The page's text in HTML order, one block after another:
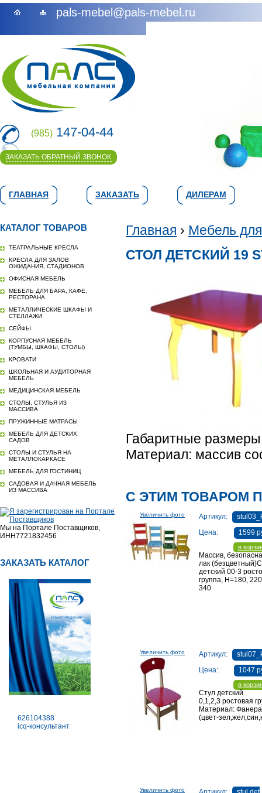
pals-mebel@pals-mebel.ru
(985) 147-04-44
ЗАКАЗАТЬ ОБРАТНЫЙ ЗВОНОК
ГЛАВНАЯ ЗАКАЗАТЬ ДИЛЕРАМ
КАТАЛОГ ТОВАРОВ
ТЕАТРАЛЬНЫЕ КРЕСЛА
КРЕСЛА ДЛЯ ЗАЛОВ
ОЖИДАНИЯ, СТАДИОНОВ
ОФИСНАЯ МЕБЕЛЬ
МЕБЕЛЬ ДЛЯ БАРА, КАФЕ,
РЕСТОРАНА
МЕТАЛЛИЧЕСКИЕ ШКАФЫ И
СТЕЛЛАЖИ
СЕЙФЫ
КОРПУСНАЯ МЕБЕЛЬ
(ТУМБЫ, ШКАФЫ, СТОЛЫ)
КРОВАТИ
ШКОЛЬНАЯ И АУДИТОРНАЯ
МЕБЕЛЬ
МЕДИЦИНСКАЯ МЕБЕЛЬ
СТОЛЫ, СТУЛЬЯ ИЗ
МАССИВА
ПРУЖИННЫЕ МАТРАСЫ
МЕБЕЛЬ ДЛЯ ДЕТСКИХ
САДОВ
СТОЛЫ И СТУЛЬЯ НА
МЕТАЛЛОКАРКАСЕ
МЕБЕЛЬ ДЛЯ ГОСТИНИЦ
САДОВАЯ И ДАЧНАЯ МЕБЕЛЬ
ИЗ МАССИВА
Мы на Портале Поставщиков,
ИНН7721832456
ЗАКАЗАТЬ КАТАЛОГ
626104388
icq-консультант
Главная › Мебель
СТОЛ ДЕТСКИЙ 19
Габаритные
Материал: массив
С ЭТИМ ТОВАРОМ
Увеличить фото Артикул:
Цена:
1599
в
Массив,
лак
детский 00-3
группа, Н=180,
340
Увеличить фото Артикул:
Цена:
1047
в
Стул детский
0,1,2,3 ростовая
Материал:
(цвет-
Увеличить фото